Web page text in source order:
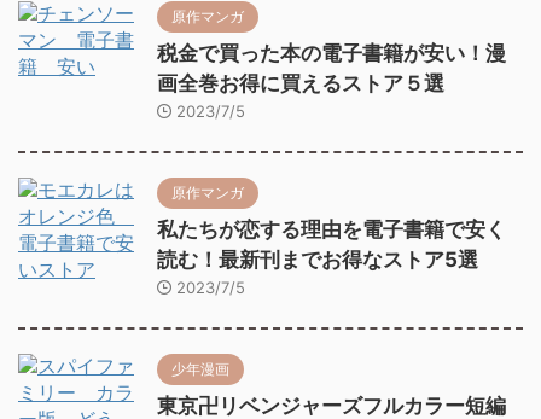
原作マンガ
税金で買った本の電子書籍が安い！漫
画全巻お得に買えるストア５選
2023/7/5
原作マンガ
私たちが恋する理由を電子書籍で安く
読む！最新刊までお得なストア5選
2023/7/5
少年漫画
東京卍リベンジャーズフルカラー短編